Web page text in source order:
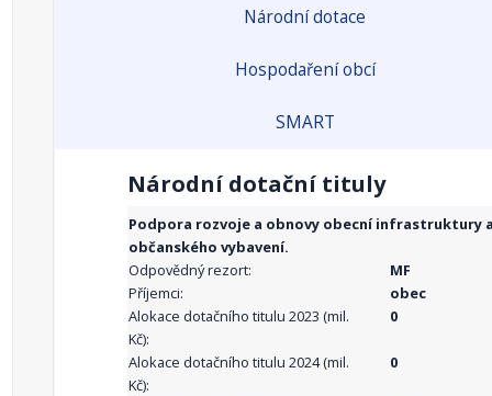
Národní dotace
Hospodaření obcí
SMART
Národní dotační tituly
Podpora rozvoje a obnovy obecní infrastruktury
občanského vybavení.
Odpovědný rezort:
MF
Příjemci:
obec
Alokace dotačního titulu 2023 (mil.
Kč):
0
Alokace dotačního titulu 2024 (mil.
Kč):
0